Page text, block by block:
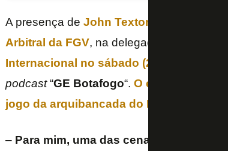
A presença de John Textor
Arbitral da FGV, na delegação do
Internacional no sábado (25/4)
podcast“GE Botafogo“. O empresário
jogo da arquibancada do Mané
– Para mim, uma das cenas mais